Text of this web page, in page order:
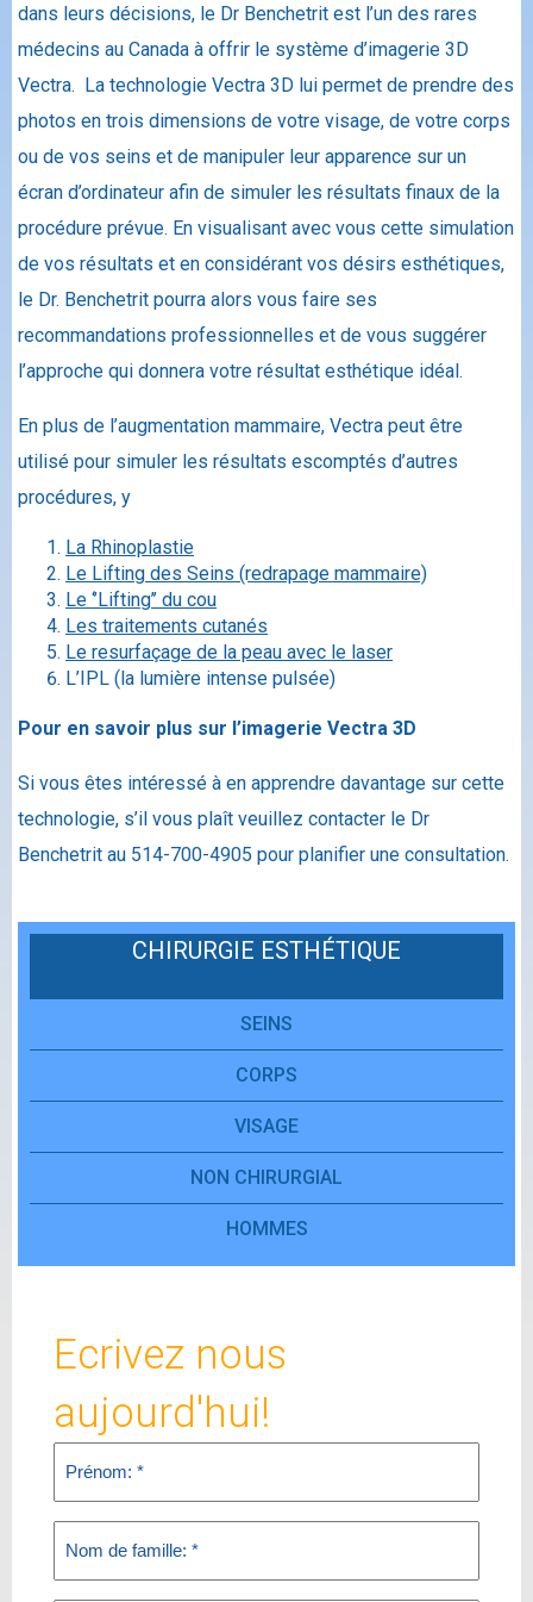
dans leurs décisions, le Dr Benchetrit est l’un des rares
médecins au Canada à offrir le système d’imagerie 3D
Vectra. La technologie Vectra 3D lui permet de prendre des
photos en trois dimensions de votre visage, de votre corps
ou de vos seins et de manipuler leur apparence sur un
écran d’ordinateur afin de simuler les résultats finaux de la
procédure prévue. En visualisant avec vous cette simulation
de vos résultats et en considérant vos désirs esthétiques,
le Dr. Benchetrit pourra alors vous faire ses
recommandations professionnelles et de vous suggérer
l’approche qui donnera votre résultat esthétique idéal.
En plus de l’augmentation mammaire, Vectra peut être
utilisé pour simuler les résultats escomptés d’autres
procédures, y
La Rhinoplastie
Le Lifting des Seins (redrapage mammaire)
Le ‘’Lifting’’ du cou
Les traitements cutanés
Le resurfaçage de la peau avec le laser
L’IPL (la lumière intense pulsée)
Pour en savoir plus sur l’imagerie Vectra 3D
Si vous êtes intéressé à en apprendre davantage sur cette
technologie, s’il vous plaît veuillez contacter le Dr
Benchetrit au 514-700-4905 pour planifier une consultation.
CHIRURGIE ESTHÉTIQUE
SEINS
CORPS
VISAGE
NON CHIRURGIAL
HOMMES
Ecrivez nous
aujourd'hui!
Name
(Required)
Name
(Required)